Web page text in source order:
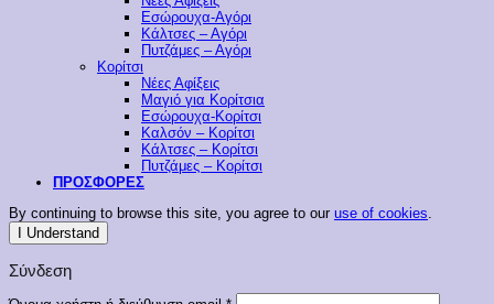
Εσώρουχα-Αγόρι
Κάλτσες – Αγόρι
Πυτζάμες – Αγόρι
Κορίτσι
Νέες Αφίξεις
Μαγιό για Κορίτσια
Εσώρουχα-Κορίτσι
Καλσόν – Κορίτσι
Κάλτσες – Κορίτσι
Πυτζάμες – Κορίτσι
ΠΡΟΣΦΟΡΕΣ
By continuing to browse this site, you agree to our use of cookies
I Understand
Σύνδεση
Απαιτείται